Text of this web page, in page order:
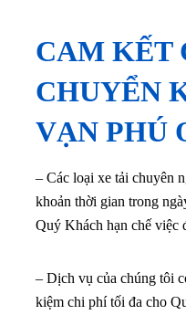
CAM KẾT
CHUYỂN
VẠN PHÚ
– Các loại xe tải chuyên
khoản thời gian trong
Quý Khách hạn chế việc
– Dịch vụ của chúng tôi
kiệm chi phí tối đa cho